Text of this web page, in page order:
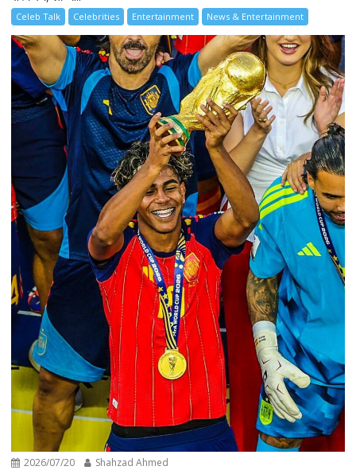
Celeb Talk Celebrities Entertainment News & Entertainment
2026/07/20 Shahzad Ahmed